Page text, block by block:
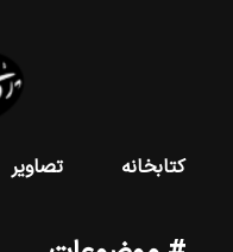
کتابخانه تصاویر